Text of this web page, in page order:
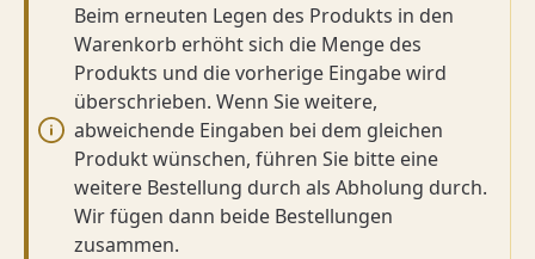
Beim erneuten Legen des Produkts in den
Warenkorb erhöht sich die Menge des
Produkts und die vorherige Eingabe wird
überschrieben. Wenn Sie weitere,
abweichende Eingaben bei dem gleichen
Produkt wünschen, führen Sie bitte eine
weitere Bestellung durch als Abholung durch.
Wir fügen dann beide Bestellungen
zusammen.